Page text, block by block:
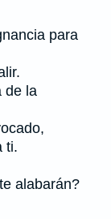
para
de la
ti.
alabarán?